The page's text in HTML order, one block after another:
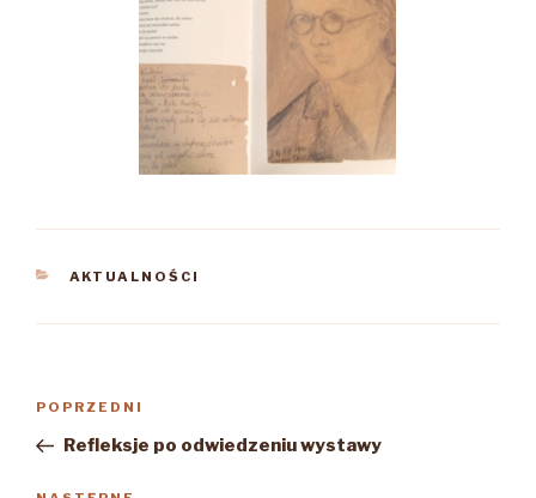
KATEGORIE
AKTUALNOŚCI
Poprzedni
wpis
POPRZEDNI
Refleksje po odwiedzeniu wystawy